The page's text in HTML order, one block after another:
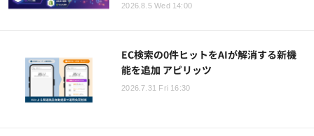
2026.8.5 Wed 14:00
EC検索の0件ヒットをAIが解消する新機
能を追加 アピリッツ
2026.7.31 Fri 16:30